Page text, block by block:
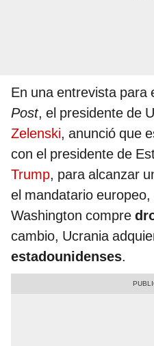
En una entrevista para
Post, el presidente de
Zelenski, anunció que
con el presidente de
Trump, para alcanzar
el mandatario
Washington compre
cambio, Ucrania
estadounidenses.